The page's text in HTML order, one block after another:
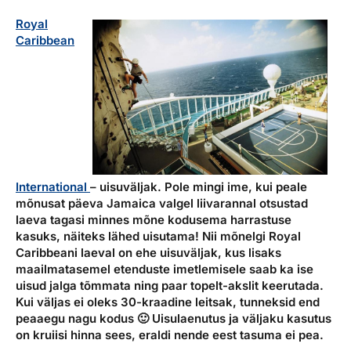
Royal
Caribbean
International – uisuväljak. Pole mingi ime, kui peale
mõnusat päeva Jamaica valgel liivarannal otsustad
laeva tagasi minnes mõne kodusema harrastuse
kasuks, näiteks lähed uisutama! Nii mõnelgi Royal
Caribbeani laeval on ehe uisuväljak, kus lisaks
maailmatasemel etenduste imetlemisele saab ka ise
uisud jalga tõmmata ning paar topelt-akslit keerutada.
Kui väljas ei oleks 30-kraadine leitsak, tunneksid end
peaaegu nagu kodus 🙂 Uisulaenutus ja väljaku kasutus
on kruiisi hinna sees, eraldi nende eest tasuma ei pea.